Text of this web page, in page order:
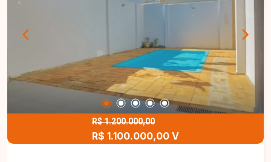
condomínio conta com elevador e portaria física,
morar em uma região bem localizada e com toda
a praticidade que você procura. Entre em contato
e agende sua visita!
R$ 1.200.000,00
R$ 1.100.000,00 V